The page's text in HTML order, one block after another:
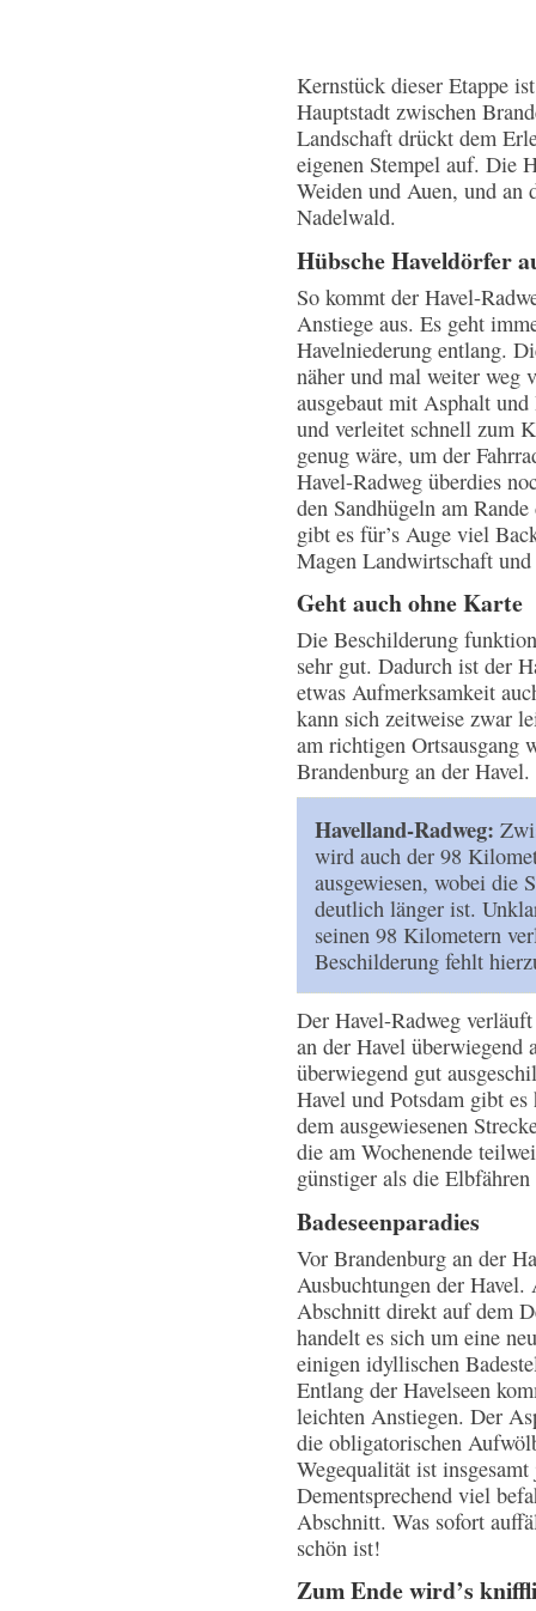
Kernstück dieser Etappe
Hauptstadt zwischen
Landschaft drückt dem
eigenen Stempel auf. Die
Weiden und Auen, und an
Nadelwald.
Hübsche Haveldörfer
So kommt der Havel-
Anstiege aus. Es geht
Havelniederung entlang.
näher und mal weiter weg
ausgebaut mit Asphalt
und verleitet schnell zum
genug wäre, um der
Havel-Radweg überdies
den Sandhügeln am
gibt es für’s Auge viel
Magen Landwirtschaft
Geht auch ohne Karte
Die Beschilderung
sehr gut. Dadurch ist der
etwas Aufmerksamkeit
kann sich zeitweise zwar
am richtigen Ortsausgang
Brandenburg an der
Havelland-Radweg:
wird auch der 98
ausgewiesen, wobei die
deutlich länger ist.
seinen 98 Kilometern
Beschilderung fehlt
Der Havel-Radweg
an der Havel überwiegend
überwiegend gut
Havel und Potsdam gibt
dem ausgewiesenen
die am Wochenende
günstiger als die
Badeseenparadies
Vor Brandenburg an der
Ausbuchtungen der
Abschnitt direkt auf dem
handelt es sich um eine
einigen idyllischen
Entlang der Havelseen
leichten Anstiegen. Der
die obligatorischen
Wegequalität ist
Dementsprechend viel
Abschnitt. Was sofort
schön ist!
Zum Ende wird’s